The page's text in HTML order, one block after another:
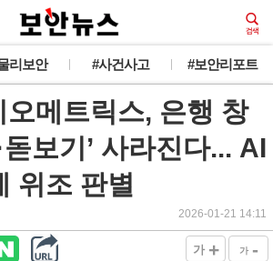
리보안 #사건사고 #보안리포트
오메트릭스, 은행 창
돋보기’ 사라진다... AI
위조 판별
2026-01-21 14:11
가 + 가 -